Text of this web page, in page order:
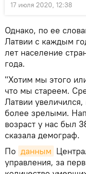
17 июля 2020, 12:38
Однако, по ее
Латвии с каждым
лет население
года.
"Хотим мы этого
что мы стареем.
Латвии
более зрелыми.
возраст у нас был
сказала демограф.
По данным
управления, за